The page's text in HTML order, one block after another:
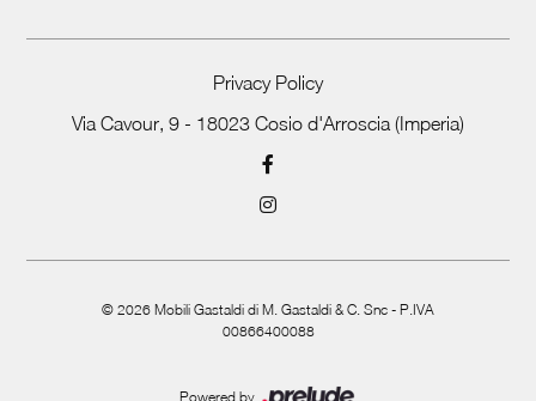
Privacy Policy
Via Cavour, 9 - 18023 Cosio d'Arroscia (Imperia)
© 2026 Mobili Gastaldi di M. Gastaldi & C. Snc - P.IVA
00866400088
Powered by